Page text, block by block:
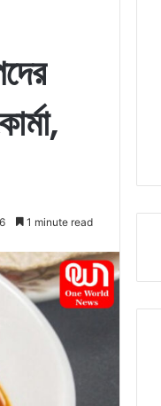
1 minute read